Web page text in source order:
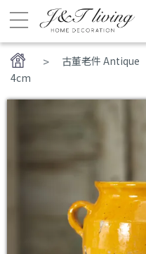
古董老件 Antique
4cm